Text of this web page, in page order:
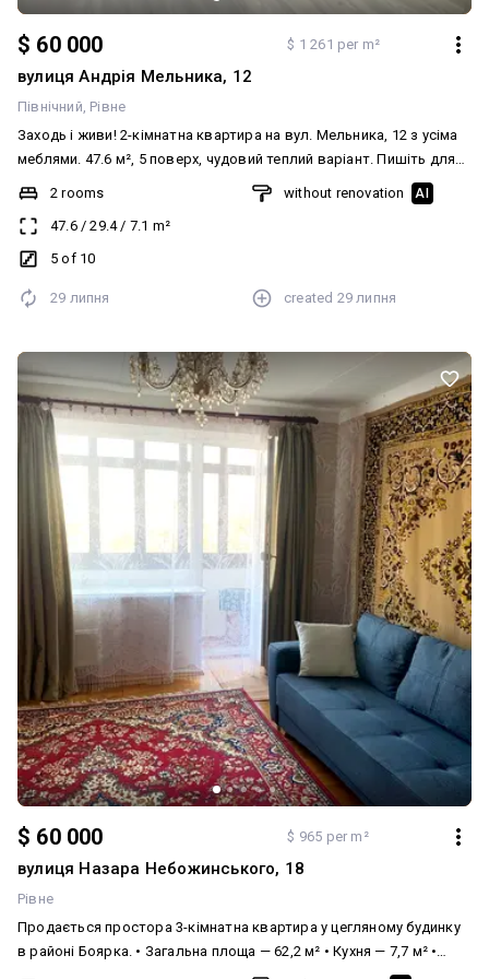
$ 60 000 $ 1 261 per m²
вулиця Андрія Мельника, 12
Північний Рівне
Заходь і живи! 2-кімнатна квартира на вул. Мельника, 12 з усіма
меблями. 47.6 м², 5 поверх, чудовий теплий варіант. Пишіть для
огляду!
2 rooms
47.6/29.4/ 7.1 m²
5 of 10
without renovation AI
29 липня created 29 липня
$ 60 000 $ 965 per m²
вулиця Назара Небожинського, 18
Рівне
Продається простора 3-кімнатна квартира у цегляному будинку
в районі Боярка. • Загальна площа — 62,2 м² • Кухня — 7,7 м² •
Поверх — 4/9 • Житловий стан • Засклений балкон • Ліфт після